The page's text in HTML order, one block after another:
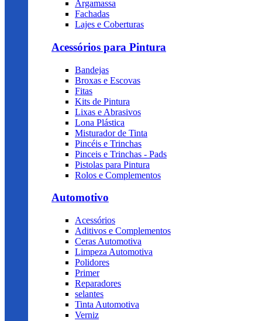
Argamassa
Fachadas
Lajes e Coberturas
Acessórios para Pintura
Bandejas
Broxas e Escovas
Fitas
Kits de Pintura
Lixas e Abrasivos
Lona Plástica
Misturador de Tinta
Pincéis e Trinchas
Pinceis e Trinchas - Pads
Pistolas para Pintura
Rolos e Complementos
Automotivo
Acessórios
Aditivos e Complementos
Ceras Automotiva
Limpeza Automotiva
Polidores
Primer
Reparadores
selantes
Tinta Automotiva
Verniz